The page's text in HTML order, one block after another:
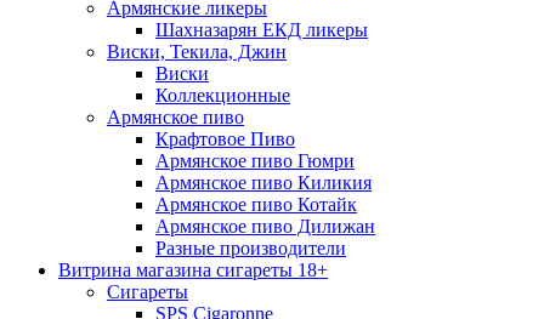
Армянские ликеры
Шахназарян ЕКД ликеры
Виски, Текила, Джин
Виски
Коллекционные
Армянское пиво
Крафтовое Пиво
Армянское пиво Гюмри
Армянское пиво Киликия
Армянское пиво Котайк
Армянское пиво Дилижан
Разные производители
Витрина магазина сигареты 18+
Cигареты
SPS Cigaronne